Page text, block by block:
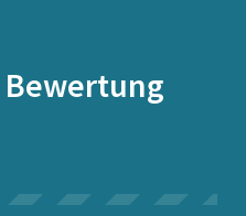
Bewertung